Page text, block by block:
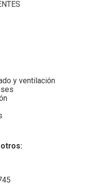
y ventilación